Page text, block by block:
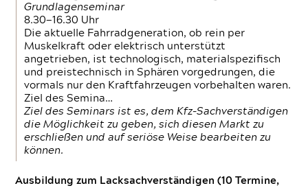
Grundlagenseminar
8.30—16.30 Uhr
Die aktuelle Fahrradgeneration, ob rein per
Muskelkraft oder elektrisch unterstützt
angetrieben, ist technologisch, materialspezifisch
und preistechnisch in Sphären vorgedrungen, die
vormals nur den Kraftfahrzeugen vorbehalten waren.
Ziel des Semina…
Ziel des Seminars ist es, dem Kfz-Sachverständigen
die Möglichkeit zu geben, sich diesen Markt zu
erschließen und auf seriöse Weise bearbeiten zu
können.
Ausbildung zum Lacksachverständigen (10 Termine,